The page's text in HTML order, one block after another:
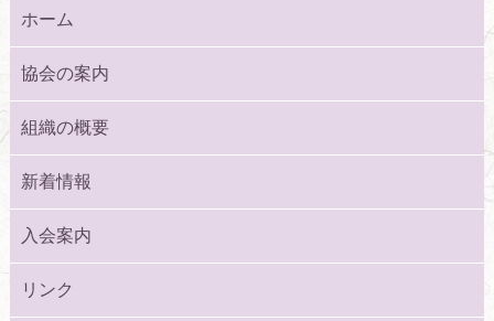
ホーム
協会の案内
組織の概要
新着情報
入会案内
リンク